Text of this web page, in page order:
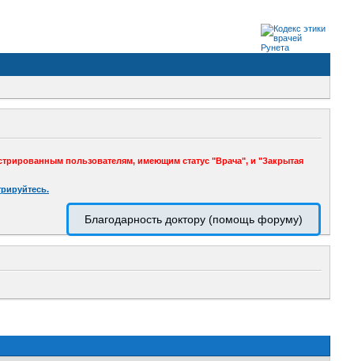
пользователям, имеющим статус "Врача", и "Закрытая
Благодарность доктору (помощь форуму)